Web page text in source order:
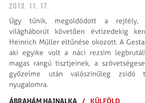
2013. 11. 17.
Úgy tűnik, megoldódott a rejtély,
világháborút követően évtizedekig
Heinrich Müller eltűnése okozott. A
aki egyike volt a náci rezsim
magas rangú tisztjeinek, a
győzelme után valószínűleg zsidó
nyugalomra.
ÁBRAHÁM HAJNALKA / KÜLFÖLD